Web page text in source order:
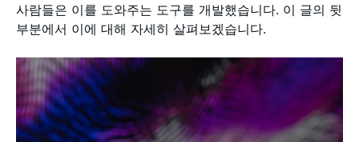
사람들은 이를 도와주는 도구를 개발했습니다. 이 글의 뒷
부분에서 이에 대해 자세히 살펴보겠습니다.